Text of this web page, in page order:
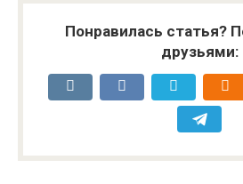
Понравилась статья?
друзьями: